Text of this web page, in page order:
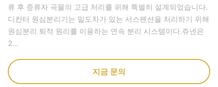
류 후 증류자 곡물의 고급 처리를 위해 특별히 설계되었습니다.
디칸터 원심분리기는 밀도차가 있는 서스펜션을 처리하기 위해
원심분리 퇴적 원리를 이용하는 연속 분리 시스템이다.쥬넨은
2...
지금 문의